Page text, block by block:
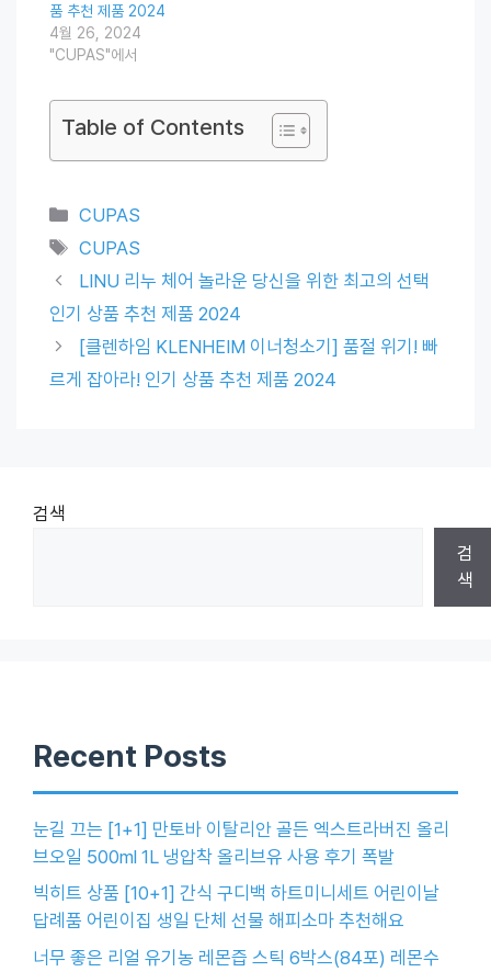
품 추천 제품 2024
4월 26, 2024
"CUPAS"에서
Table of Contents
Categories
CUPAS
Tags
CUPAS
LINU 리누 체어 놀라운 당신을 위한 최고의 선택
인기 상품 추천 제품 2024
[클렌하임 KLENHEIM 이너청소기] 품절 위기! 빠
르게 잡아라! 인기 상품 추천 제품 2024
검색
검
색
Recent Posts
눈길 끄는 [1+1] 만토바 이탈리안 골든 엑스트라버진 올리
브오일 500ml 1L 냉압착 올리브유 사용 후기 폭발
빅히트 상품 [10+1] 간식 구디백 하트미니세트 어린이날
답례품 어린이집 생일 단체 선물 해피소마 추천해요
너무 좋은 리얼 유기농 레몬즙 스틱 6박스(84포) 레몬수